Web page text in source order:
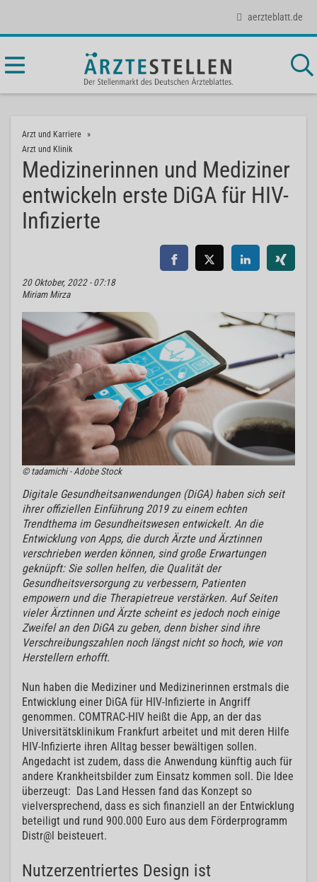
aerzteblatt.de
Arzt und Karriere
Arzt und Klinik
Medizinerinnen und Mediziner
entwickeln erste DiGA für HIV-
Infizierte
20 Oktober, 2022 - 07:18
Miriam Mirza
© tadamichi - Adobe Stock
Digitale Gesundheitsanwendungen (DiGA) haben sich seit
ihrer offiziellen Einführung 2019 zu einem echten
Trendthema im Gesundheitswesen entwickelt. An die
Entwicklung von Apps, die durch Ärzte und Ärztinnen
verschrieben werden können, sind große Erwartungen
geknüpft: Sie sollen helfen, die Qualität der
Gesundheitsversorgung zu verbessern, Patienten
empowern und die Therapietreue verstärken. Auf Seiten
vieler Ärztinnen und Ärzte scheint es jedoch noch einige
Zweifel an den DiGA zu geben, denn bisher sind ihre
Verschreibungszahlen noch längst nicht so hoch, wie von
Herstellern erhofft.
Nun haben die Mediziner und Medizinerinnen erstmals die
Entwicklung einer DiGA für HIV-Infizierte in Angriff
genommen. COMTRAC-HIV heißt die App, an der das
Universitätsklinikum Frankfurt arbeitet und mit deren Hilfe
HIV-Infizierte ihren Alltag besser bewältigen sollen.
Angedacht ist zudem, dass die Anwendung künftig auch für
andere Krankheitsbilder zum Einsatz kommen soll. Die Idee
überzeugt: Das Land Hessen fand das Konzept so
vielversprechend, dass es sich finanziell an der Entwicklung
beteiligt und rund 900.000 Euro aus dem Förderprogramm
Distr@l beisteuert.
Nutzerzentriertes Design ist